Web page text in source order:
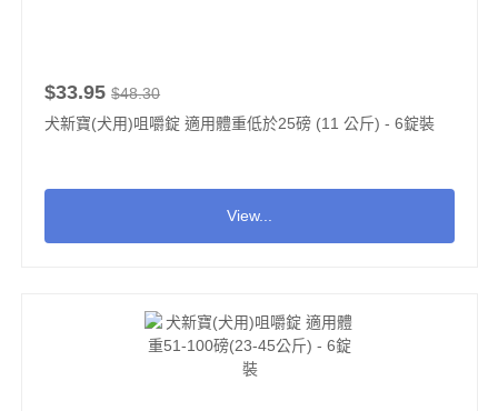
$33.95 $48.30
犬新寶(犬用)咀嚼錠 適用體重低於25磅 (11 公斤) - 6錠裝
View...